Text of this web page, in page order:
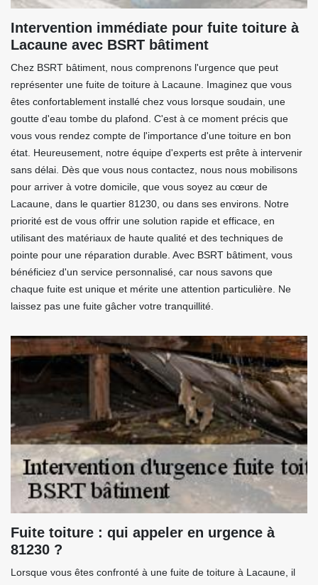
Intervention immédiate pour fuite toiture à
Lacaune avec BSRT bâtiment
Chez BSRT bâtiment, nous comprenons l'urgence que peut
représenter une fuite de toiture à Lacaune. Imaginez que vous
êtes confortablement installé chez vous lorsque soudain, une
goutte d'eau tombe du plafond. C'est à ce moment précis que
vous vous rendez compte de l'importance d'une toiture en bon
état. Heureusement, notre équipe d'experts est prête à intervenir
sans délai. Dès que vous nous contactez, nous nous mobilisons
pour arriver à votre domicile, que vous soyez au cœur de
Lacaune, dans le quartier 81230, ou dans ses environs. Notre
priorité est de vous offrir une solution rapide et efficace, en
utilisant des matériaux de haute qualité et des techniques de
pointe pour une réparation durable. Avec BSRT bâtiment, vous
bénéficiez d'un service personnalisé, car nous savons que
chaque fuite est unique et mérite une attention particulière. Ne
laissez pas une fuite gâcher votre tranquillité.
Fuite toiture : qui appeler en urgence à
81230 ?
Lorsque vous êtes confronté à une fuite de toiture à Lacaune, il